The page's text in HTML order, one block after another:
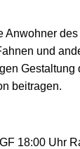
Anwohner des
und
Gestaltung
beitragen.
18:00 Uhr